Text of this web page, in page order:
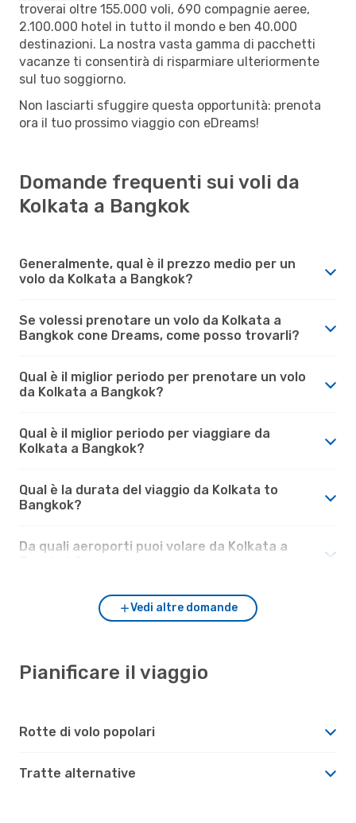
troverai oltre 155.000 voli, 690 compagnie aeree,
2.100.000 hotel in tutto il mondo e ben 40.000
destinazioni. La nostra vasta gamma di pacchetti
vacanze ti consentirà di risparmiare ulteriormente
sul tuo soggiorno.
Non lasciarti sfuggire questa opportunità: prenota
ora il tuo prossimo viaggio con eDreams!
Domande frequenti sui voli da
Kolkata a Bangkok
Generalmente, qual è il prezzo medio per un
volo da Kolkata a Bangkok?
Se volessi prenotare un volo da Kolkata a
Bangkok cone Dreams, come posso trovarli?
Qual è il miglior periodo per prenotare un volo
da Kolkata a Bangkok?
Qual è il miglior periodo per viaggiare da
Kolkata a Bangkok?
Qual è la durata del viaggio da Kolkata to
Bangkok?
Da quali aeroporti puoi volare da Kolkata a
Vedi altre domande
Pianificare il viaggio
Rotte di volo popolari
Tratte alternative